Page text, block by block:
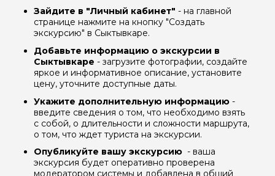
Зайдите в "Личный кабинет" - на главной
странице нажмите на кнопку "Создать
экскурсию" в Сыктывкаре.
Добавьте информацию о экскурсии в
Сыктывкаре - загрузите фотографии, создайте
яркое и информативное описание, установите
цену, уточните доступные даты.
Укажите дополнительную информацию -
введите сведения о том, что необходимо взять
с собой, о длительности и сложности маршрута,
о том, что ждет туриста на экскурсии.
Опубликуйте вашу экскурсию - ваша
экскурсия будет оперативно проверена
модератором системы и добавлена в общий
Я даю своё согласие на обработку персональных
данных
Отправить